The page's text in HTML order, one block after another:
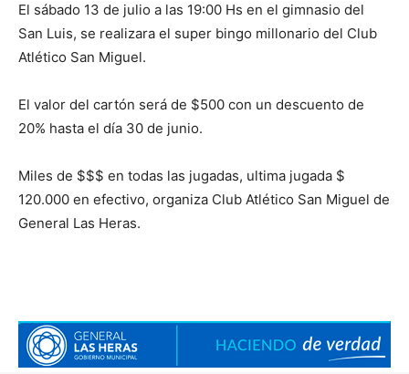
El sábado 13 de julio a las 19:00 Hs en el gimnasio del
San Luis, se realizara el super bingo millonario del Club
Atlético San Miguel.
El valor del cartón será de $500 con un descuento de
20% hasta el día 30 de junio.
Miles de $$$ en todas las jugadas, ultima jugada $
120.000 en efectivo, organiza Club Atlético San Miguel de
General Las Heras.